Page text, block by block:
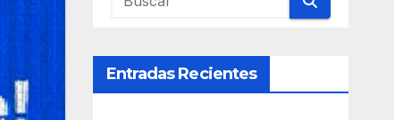
Entradas Recientes